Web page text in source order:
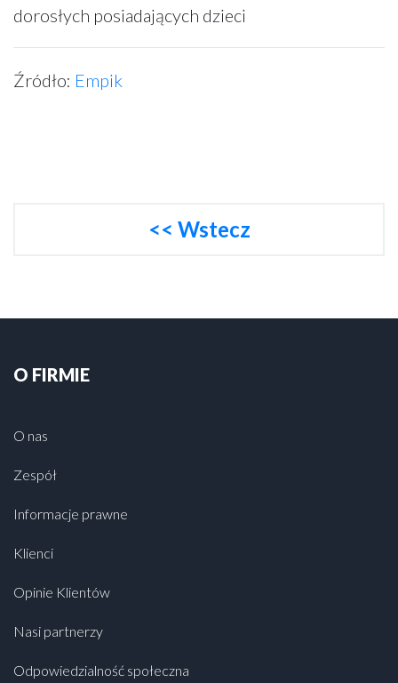
dorosłych posiadających dzieci
Źródło: Empik
<< Wstecz
O FIRMIE
O nas
Zespół
Informacje prawne
Klienci
Opinie Klientów
Nasi partnerzy
Odpowiedzialność społeczna